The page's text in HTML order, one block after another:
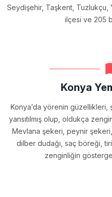
Seydişehir, Taşkent, Tuzlukçu,
ilçesi ve 205
Konya
Konya’da yörenin güzellikleri,
yansıtılmış olup, oldukça
Mevlana şekeri, peynir şekeri,
dilber dudağı, saç böreği,
zenginliğin